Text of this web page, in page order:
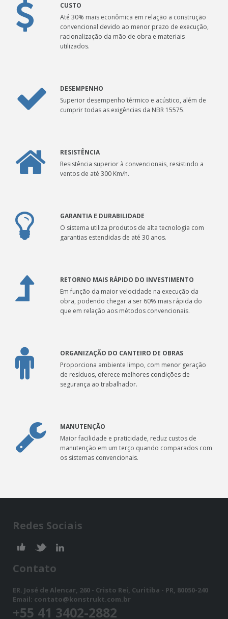
CUSTO
Até 30% mais econômica em relação a construção
convencional devido ao menor prazo de execução,
racionalização da mão de obra e materiais
utilizados.
DESEMPENHO
Superior desempenho térmico e acústico, além de
cumprir todas as exigências da NBR 15575.
RESISTÊNCIA
Resistência superior à convencionais, resistindo a
ventos de até 300 Km/h.
GARANTIA E DURABILIDADE
O sistema utiliza produtos de alta tecnologia com
garantias estendidas de até 30 anos.
RETORNO MAIS RÁPIDO DO INVESTIMENTO
Em função da maior velocidade na execução da
obra, podendo chegar a ser 60% mais rápida do
que em relação aos métodos convencionais.
ORGANIZAÇÃO DO CANTEIRO DE OBRAS
Proporciona ambiente limpo, com menor geração
de resíduos, oferece melhores condições de
segurança ao trabalhador.
MANUTENÇÃO
Maior facilidade e praticidade, reduz custos de
manutenção em um terço quando comparados com
os sistemas convencionais.
Redes Sociais
Contato
ER. José de Alencar, 260 - Cristo Rei, Curitiba - PR, 80050-240
Email: contato@konstrukt.com.br
+55 41 3402-2882